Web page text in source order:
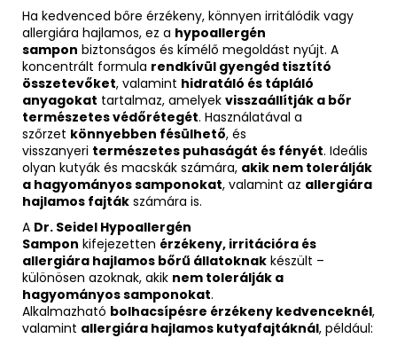
Ha kedvenced bőre érzékeny, könnyen irritálódik vagy
allergiára hajlamos, ez a hypoallergén
sampon biztonságos és kímélő megoldást nyújt. A
koncentrált formula rendkívül gyengéd tisztító
összetevőket, valamint hidratáló és tápláló
anyagokat tartalmaz, amelyek visszaállítják a bőr
természetes védőrétegét. Használatával a
szőrzet könnyebben fésülhető, és
visszanyeri természetes puhaságát és fényét. Ideális
olyan kutyák és macskák számára, akik nem tolerálják
a hagyományos samponokat, valamint az allergiára
hajlamos fajták számára is.
A Dr. Seidel Hypoallergén
Sampon kifejezetten érzékeny, irritációra és
allergiára hajlamos bőrű állatoknak készült –
különösen azoknak, akik nem tolerálják a
hagyományos samponokat.
Alkalmazható bolhacsípésre érzékeny kedvenceknél,
valamint allergiára hajlamos kutyafajtáknál, például: